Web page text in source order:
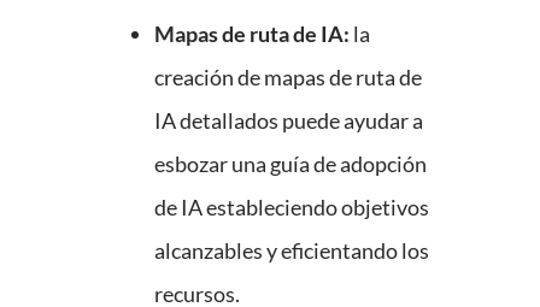
Mapas de ruta de IA: la
creación de mapas de ruta de
IA detallados puede ayudar a
esbozar una guía de adopción
de IA estableciendo objetivos
alcanzables y eficientando los
recursos.